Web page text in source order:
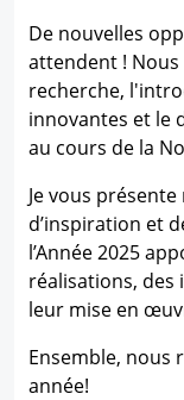
De nouvelles
attendent !
recherche,
innovantes et le
au cours de la
Je vous
d’inspiration et
l’Année 2025
réalisations, des
leur mise en
Ensemble, nous
année!